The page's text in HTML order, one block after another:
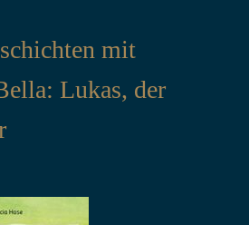
mit
Lukas, der